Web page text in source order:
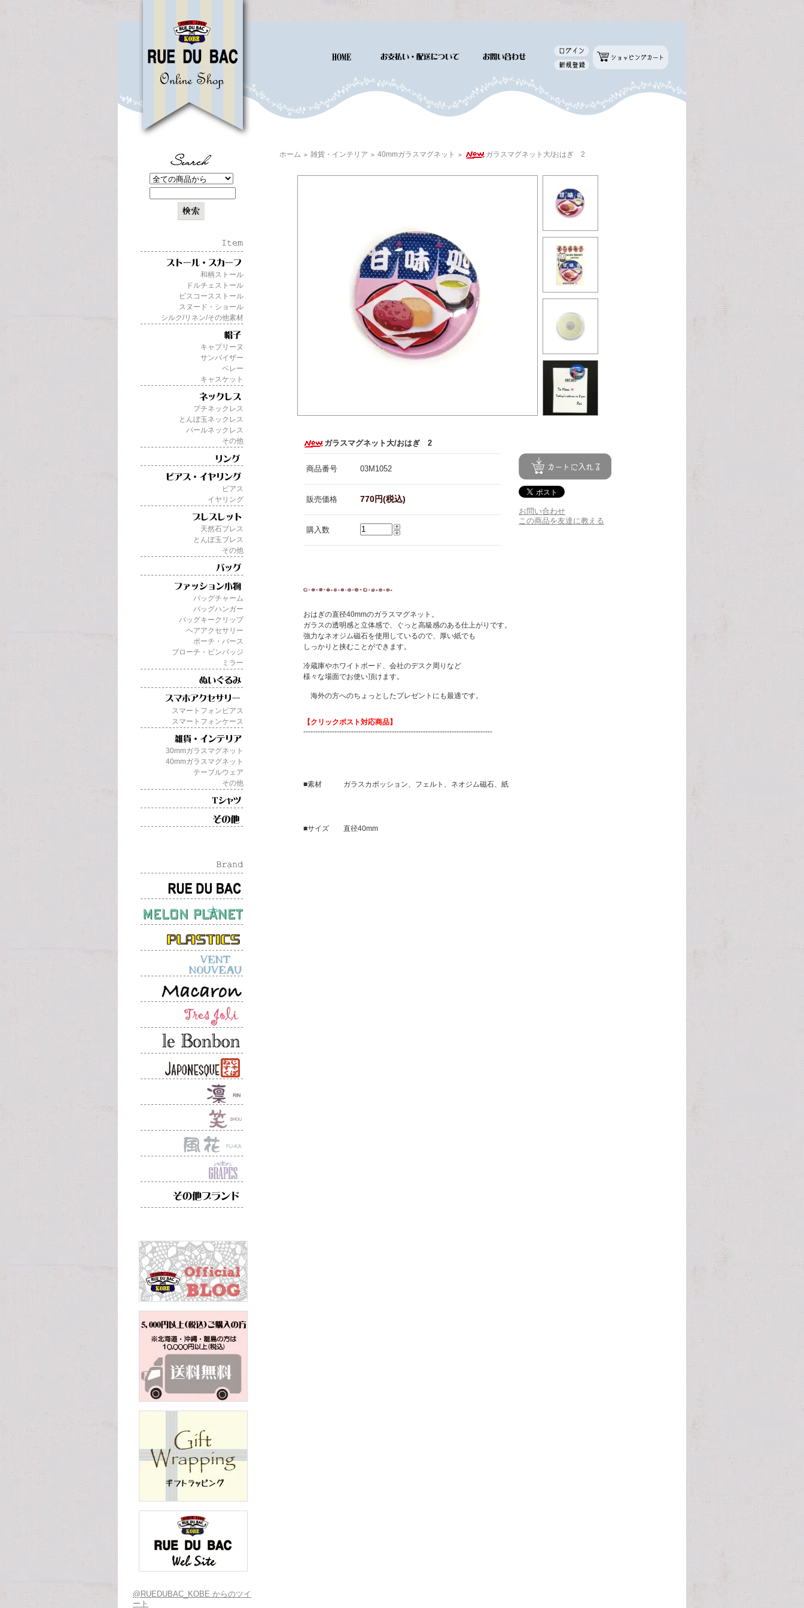
和柄ストール
ドルチェストール
ビスコースストール
スヌード・ショール
シルク/リネン/その他素材
キャプリーヌ
サンバイザー
ベレー
キャスケット
プチネックレス
とんぼ玉ネックレス
パールネックレス
その他
ピアス
イヤリング
天然石ブレス
とんぼ玉ブレス
その他
バッグチャーム
バッグハンガー
バッグキークリップ
ヘアアクセサリー
ポーチ・パース
ブローチ・ピンバッジ
ミラー
スマートフォンピアス
スマートフォンケース
30mmガラスマグネット
40mmガラスマグネット
テーブルウェア
その他
@RUEDUBAC_KOBE からのツイ
ート
ホーム ＞ 雑貨・インテリア ＞ 40mmガラスマグネット ＞ ガラスマグネット大/おはぎ 2
ガラスマグネット大/おはぎ 2
商品番号 03M1052
販売価格 770円(税込)
購入数
お問い合わせ
この商品を友達に教える
おはぎの直径40mmのガラスマグネット。
ガラスの透明感と立体感で、ぐっと高級感のある仕上がりです。
強力なネオジム磁石を使用しているので、厚い紙でも
しっかりと挟むことができます。
冷蔵庫やホワイトボード、会社のデスク周りなど
様々な場面でお使い頂けます。
海外の方へのちょっとしたプレゼントにも最適です。
【クリックポスト対応商品】
-------------------------------------------------------------------------------
■素材 ガラスカボッション、フェルト、ネオジム磁石、紙
■サイズ 直径40mm